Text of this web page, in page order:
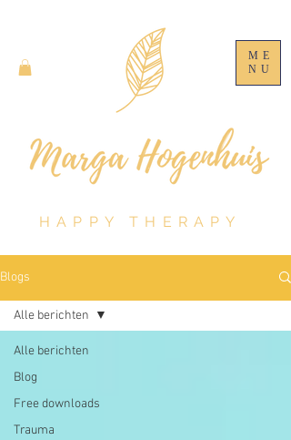
ME
NU
HAPPY THERAPY
Blogs
Alle berichten
Blog
Free downloads
Trauma
Alle berichten